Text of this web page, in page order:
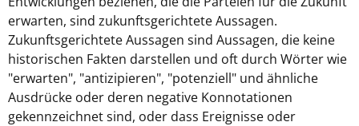
erwarten, sind zukunftsgerichtete Aussagen.
Zukunftsgerichtete Aussagen sind Aussagen, die keine
historischen Fakten darstellen und oft durch Wörter wie
"erwarten", "antizipieren", "potenziell" und ähnliche
Ausdrücke oder deren negative Konnotationen
gekennzeichnet sind, oder dass Ereignisse oder